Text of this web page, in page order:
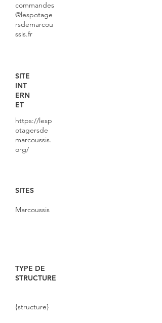
commandes
@lespotage
rsdemarcou
ssis.fr
SITE
INT
ERN
ET
https://lesp
otagersde
marcoussis.
org/
SITES
Marcoussis
TYPE DE
STRUCTURE
{structure}